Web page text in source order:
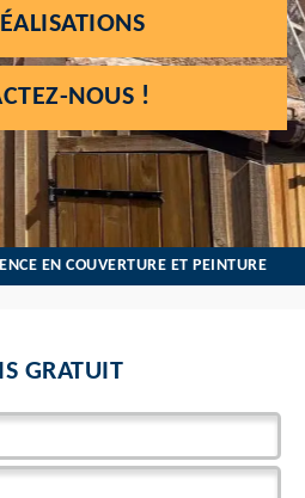
NOUS !
EN COUVERTURE ET PEINTURE
GRATUIT